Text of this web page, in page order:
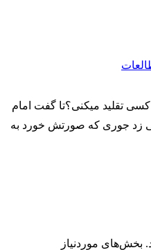
تقلید میکنی؟تا گفت امام
زد جوری که صورتش خورد به
بخش‌های موردنیاز